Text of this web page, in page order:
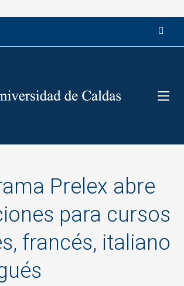
Prelex abre
para cursos
francés, italiano